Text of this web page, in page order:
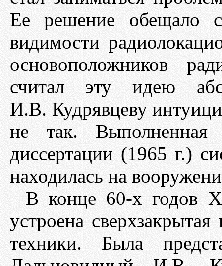
Ее решение обещало
видимости
основоположников
считал эту идею
И.В. Кудрявцеву
не так. Выполненная
диссертации (1965 г.)
находилась на
В конце 60-х годов
устроена
техники. Была